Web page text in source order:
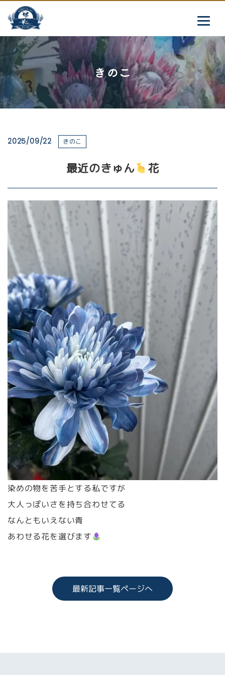
きのこ
2025/09/22 きのこ
最近のきゅん 花
染めの物を苦手とする私ですが
大人っぽいさを持ち合わせてる
なんともいえない青
あわせる花を選びます
最新記事一覧ページへ